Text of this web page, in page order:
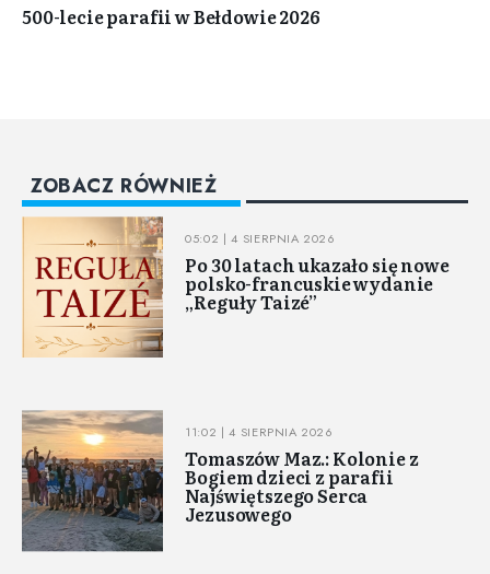
500-lecie parafii w Bełdowie 2026
ZOBACZ RÓWNIEŻ
05:02 | 4 SIERPNIA 2026
Po 30 latach ukazało się nowe
polsko-francuskie wydanie
„Reguły Taizé”
11:02 | 4 SIERPNIA 2026
Tomaszów Maz.: Kolonie z
Bogiem dzieci z parafii
Najświętszego Serca
Jezusowego